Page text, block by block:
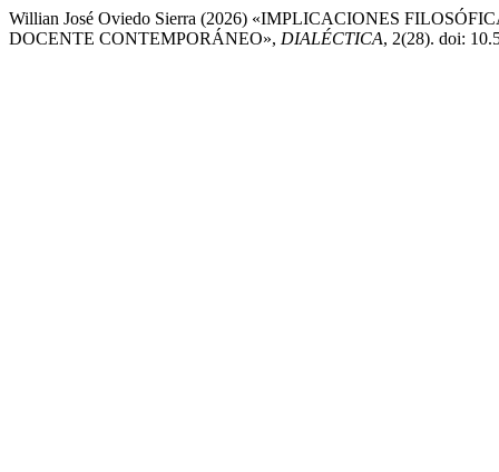
Willian José Oviedo Sierra (2026) «IMPLICACIONES
DOCENTE CONTEMPORÁNEO», DIALÉCTICA, 2(28). doi: